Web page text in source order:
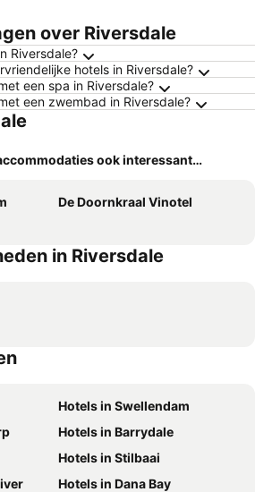
over Riversdale
Riversdale?
hotels in Riversdale?
een spa in Riversdale?
een zwembad in Riversdale?
ook interessant…
De Doornkraal Vinotel
in Riversdale
Hotels in Swellendam
Hotels in Barrydale
Hotels in Stilbaai
Hotels in Dana Bay